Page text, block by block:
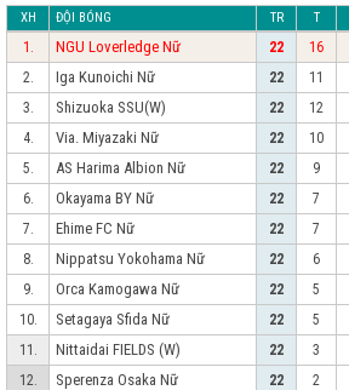
XH ĐỘI BÓNG TR T
1. NGU Loverledge Nữ 22 16
2.
Iga Kunoichi Nữ 22 11
3.
Shizuoka SSU(W) 22 12
4.
Via. Miyazaki Nữ 22 10
5.
AS Harima Albion Nữ 22 9
6.
Okayama BY Nữ 22 7
7.
Ehime FC Nữ 22 7
8.
Nippatsu Yokohama Nữ 22 6
9.
Orca Kamogawa Nữ 22 5
10.
Setagaya Sfida Nữ 22 5
11.
Nittaidai FIELDS (W) 22 3
12.
Sperenza Osaka Nữ 22 2